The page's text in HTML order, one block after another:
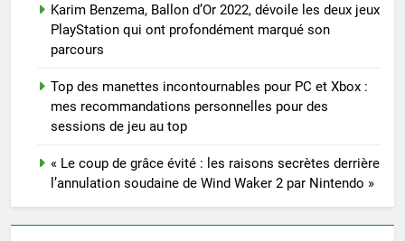
Karim Benzema, Ballon d’Or 2022, dévoile les deux jeux
PlayStation qui ont profondément marqué son
parcours
Top des manettes incontournables pour PC et Xbox :
mes recommandations personnelles pour des
sessions de jeu au top
« Le coup de grâce évité : les raisons secrètes derrière
l’annulation soudaine de Wind Waker 2 par Nintendo »